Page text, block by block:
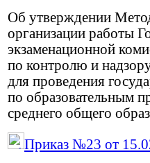
Об утверждении
организации работы
экзаменационной
по контролю и
для проведения
по образовательным
среднего общего
Приказ №23 от